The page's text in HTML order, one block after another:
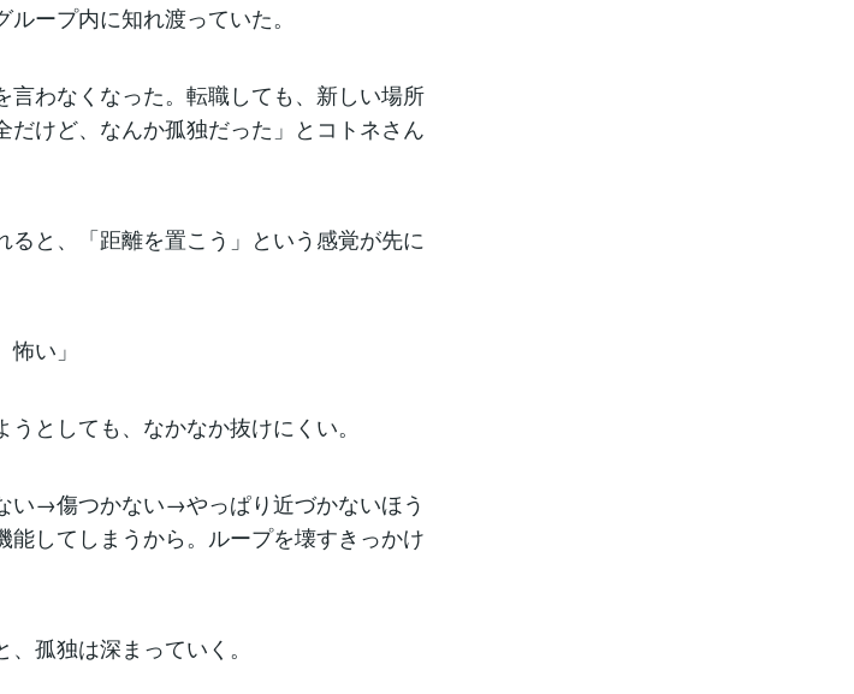
ープ内に知れ渡っていた。
言わなくなった。転職しても、新しい場所
けど、なんか孤独だった」とコトネさん
と、「距離を置こう」という感覚が先に
い」
としても、なかなか抜けにくい。
い→傷つかない→やっぱり近づかないほう
してしまうから。ループを壊すきっかけ
孤独は深まっていく。